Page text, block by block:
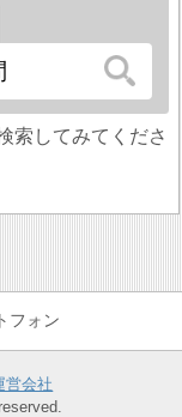
索してみてくださ
フォン
営会社